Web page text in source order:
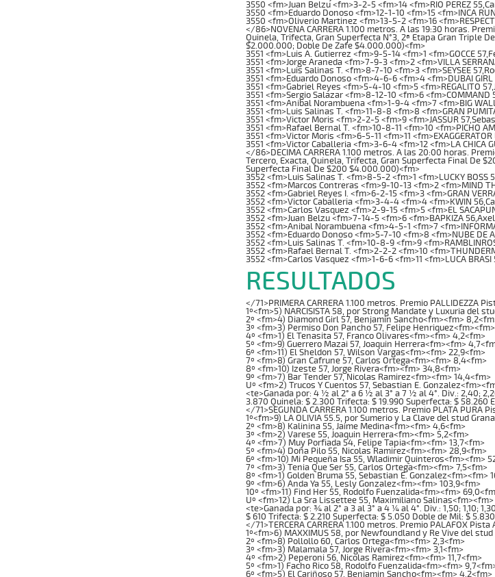
3550 <fm>Juan Belzu <fm>3-2-5 <fm>14 <fm>RIO PEREZ
3550 <fm>Eduardo Donoso <fm>12-1-10 <fm>15 <fm>INCA
3550 <fm>Oliverio Martinez <fm>13-5-2 <fm>16
</86>NOVENA CARRERA 1.100 metros. A las 19:30 horas.
Quinela, Trifecta, Gran Superfecta N°3, 2ª Etapa Gran Triple
$2.000.000; Doble De Zafe $4.000.000)<fm>
3551 <fm>Luis A. Gutierrez <fm>9-5-14 <fm>1 <fm>GOCCE
3551 <fm>Jorge Araneda <fm>7-9-3 <fm>2 <fm>VILLA
3551 <fm>Luis Salinas T. <fm>8-7-10 <fm>3 <fm>SEYSEE
3551 <fm>Eduardo Donoso <fm>4-6-6 <fm>4 <fm>DUBAI
3551 <fm>Gabriel Reyes <fm>5-4-10 <fm>5 <fm>REGALITO
3551 <fm>Sergio Salazar <fm>8-12-10 <fm>6
3551 <fm>Anibal Norambuena <fm>1-9-4 <fm>7 <fm>BIG
3551 <fm>Luis Salinas T. <fm>11-8-8 <fm>8 <fm>GRAN
3551 <fm>Victor Moris <fm>2-2-5 <fm>9 <fm>JASSUR
3551 <fm>Rafael Bernal T. <fm>10-8-11 <fm>10 <fm>PICHO
3551 <fm>Victor Moris <fm>6-5-11 <fm>11
3551 <fm>Victor Caballeria <fm>3-6-4 <fm>12 <fm>LA CHICA
</86>DECIMA CARRERA 1.100 metros. A las 20:00 horas.
Tercero, Exacta, Quinela, Trifecta, Gran Superfecta Final De
Superfecta Final De $200 $4.000.000)<fm>
3552 <fm>Luis Salinas T. <fm>8-5-2 <fm>1 <fm>LUCKY BOSS
3552 <fm>Marcos Contreras <fm>9-10-13 <fm>2 <fm>MIND
3552 <fm>Gabriel Reyes I. <fm>6-2-15 <fm>3 <fm>GRAN
3552 <fm>Victor Caballeria <fm>3-4-4 <fm>4 <fm>KWIN
3552 <fm>Carlos Vasquez <fm>2-9-15 <fm>5 <fm>EL
3552 <fm>Juan Belzu <fm>7-14-5 <fm>6 <fm>BAPKIZA
3552 <fm>Anibal Norambuena <fm>4-5-1 <fm>7
3552 <fm>Eduardo Donoso <fm>5-7-10 <fm>8 <fm>NUBE DE
3552 <fm>Luis Salinas T. <fm>10-8-9 <fm>9
3552 <fm>Rafael Bernal T. <fm>2-2-2 <fm>10
3552 <fm>Carlos Vasquez <fm>1-6-6 <fm>11 <fm>LUCA
RESULTADOS
</71>PRIMERA CARRERA 1.100 metros. Premio PALLIDEZZA
1º<fm>5) NARCISISTA 58, por Strong Mandate y Luxuria del
2º <fm>4) Diamond Girl 57, Benjamin Sancho<fm><fm>
3º <fm>3) Permiso Don Pancho 57, Felipe
4º <fm>1) El Tenasita 57, Franco Olivares<fm><fm> 4,2<fm>
5º <fm>9) Guerrero Mazai 57, Joaquin Herrera<fm><fm>
6º <fm>11) El Sheldon 57, Wilson Vargas<fm><fm> 22,9<fm>
7º <fm>8) Gran Cafrune 57, Carlos Ortega<fm><fm> 8,4<fm>
8º <fm>10) Izeste 57, Jorge Rivera<fm><fm> 34,8<fm>
9º <fm>7) Bar Tender 57, Nicolas Ramirez<fm><fm> 14,4<fm>
Uº <fm>2) Trucos Y Cuentos 57, Sebastian E.
<te>Ganada por: 4 ½ al 2° a 6 ½ al 3° a 7 ½ al 4°. Div.: 2,40;
3.870 Quinela: $ 2.300 Trifecta: $ 19.990 Superfecta: $ 58.260
</71>SEGUNDA CARRERA 1.100 metros. Premio PLATA
1º<fm>9) LA OLIVIA 55.5, por Sumerio y La Clave del stud
2º <fm>8) Kalinina 55, Jaime Medina<fm><fm> 4,6<fm>
3º <fm>2) Varese 55, Joaquin Herrera<fm><fm> 5,2<fm>
4º <fm>7) Muy Porfiada 54, Felipe Tapia<fm><fm> 13,7<fm>
5º <fm>4) Doña Pilo 55, Nicolas Ramirez<fm><fm> 28,9<fm>
6º <fm>10) Mi Pequeña Isa 55, Wladimir Quinteros<fm><fm>
7º <fm>3) Tenia Que Ser 55, Carlos Ortega<fm><fm> 7,5<fm>
8º <fm>1) Golden Bruma 55, Sebastian E. Gonzalez<fm><fm>
9º <fm>6) Anda Ya 55, Lesly Gonzalez<fm><fm> 103,9<fm>
10º <fm>11) Find Her 55, Rodolfo Fuenzalida<fm><fm>
Uº <fm>12) La Sra Lissettee 55, Maximiliano Salinas<fm><fm>
<te>Ganada por: ¾ al 2° a 3 al 3° a 4 ¼ al 4°. Div.: 1,50; 1,10;
$ 610 Trifecta: $ 2.210 Superfecta: $ 5.050 Doble de Mil: $
</71>TERCERA CARRERA 1.100 metros. Premio PALAFOX
1º<fm>6) MAXXIMUS 58, por Newfoundland y Re Vive del
2º <fm>8) Pollollo 60, Carlos Ortega<fm><fm> 2,3<fm>
3º <fm>3) Malamala 57, Jorge Rivera<fm><fm> 3,1<fm>
4º <fm>2) Peperoni 56, Nicolas Ramirez<fm><fm> 11,7<fm>
5º <fm>1) Facho Rico 58, Rodolfo Fuenzalida<fm><fm>
6º <fm>5) El Cariñoso 57, Benjamin Sancho<fm><fm> 4,2<fm>